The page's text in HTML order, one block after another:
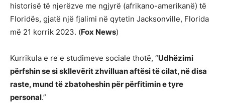
historisë të njerëzve me ngjyrë (afrikano-amerikanë) të
Floridës, gjatë një fjalimi në qytetin Jacksonville, Florida
më 21 korrik 2023. (Fox News)
Kurrikula e re e studimeve sociale thotë, “Udhëzimi
përfshin se si skllevërit zhvilluan aftësi të cilat, në disa
raste, mund të zbatoheshin për përfitimin e tyre
personal.”